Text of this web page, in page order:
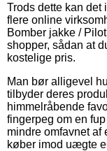
Trods dette kan det
flere online
Bomber jakke /
shopper, sådan at
kostelige pris.
Man bør alligevel
tilbyder deres
himmelråbende
fingerpeg om en
mindre omfavnet af
køber imod uægte